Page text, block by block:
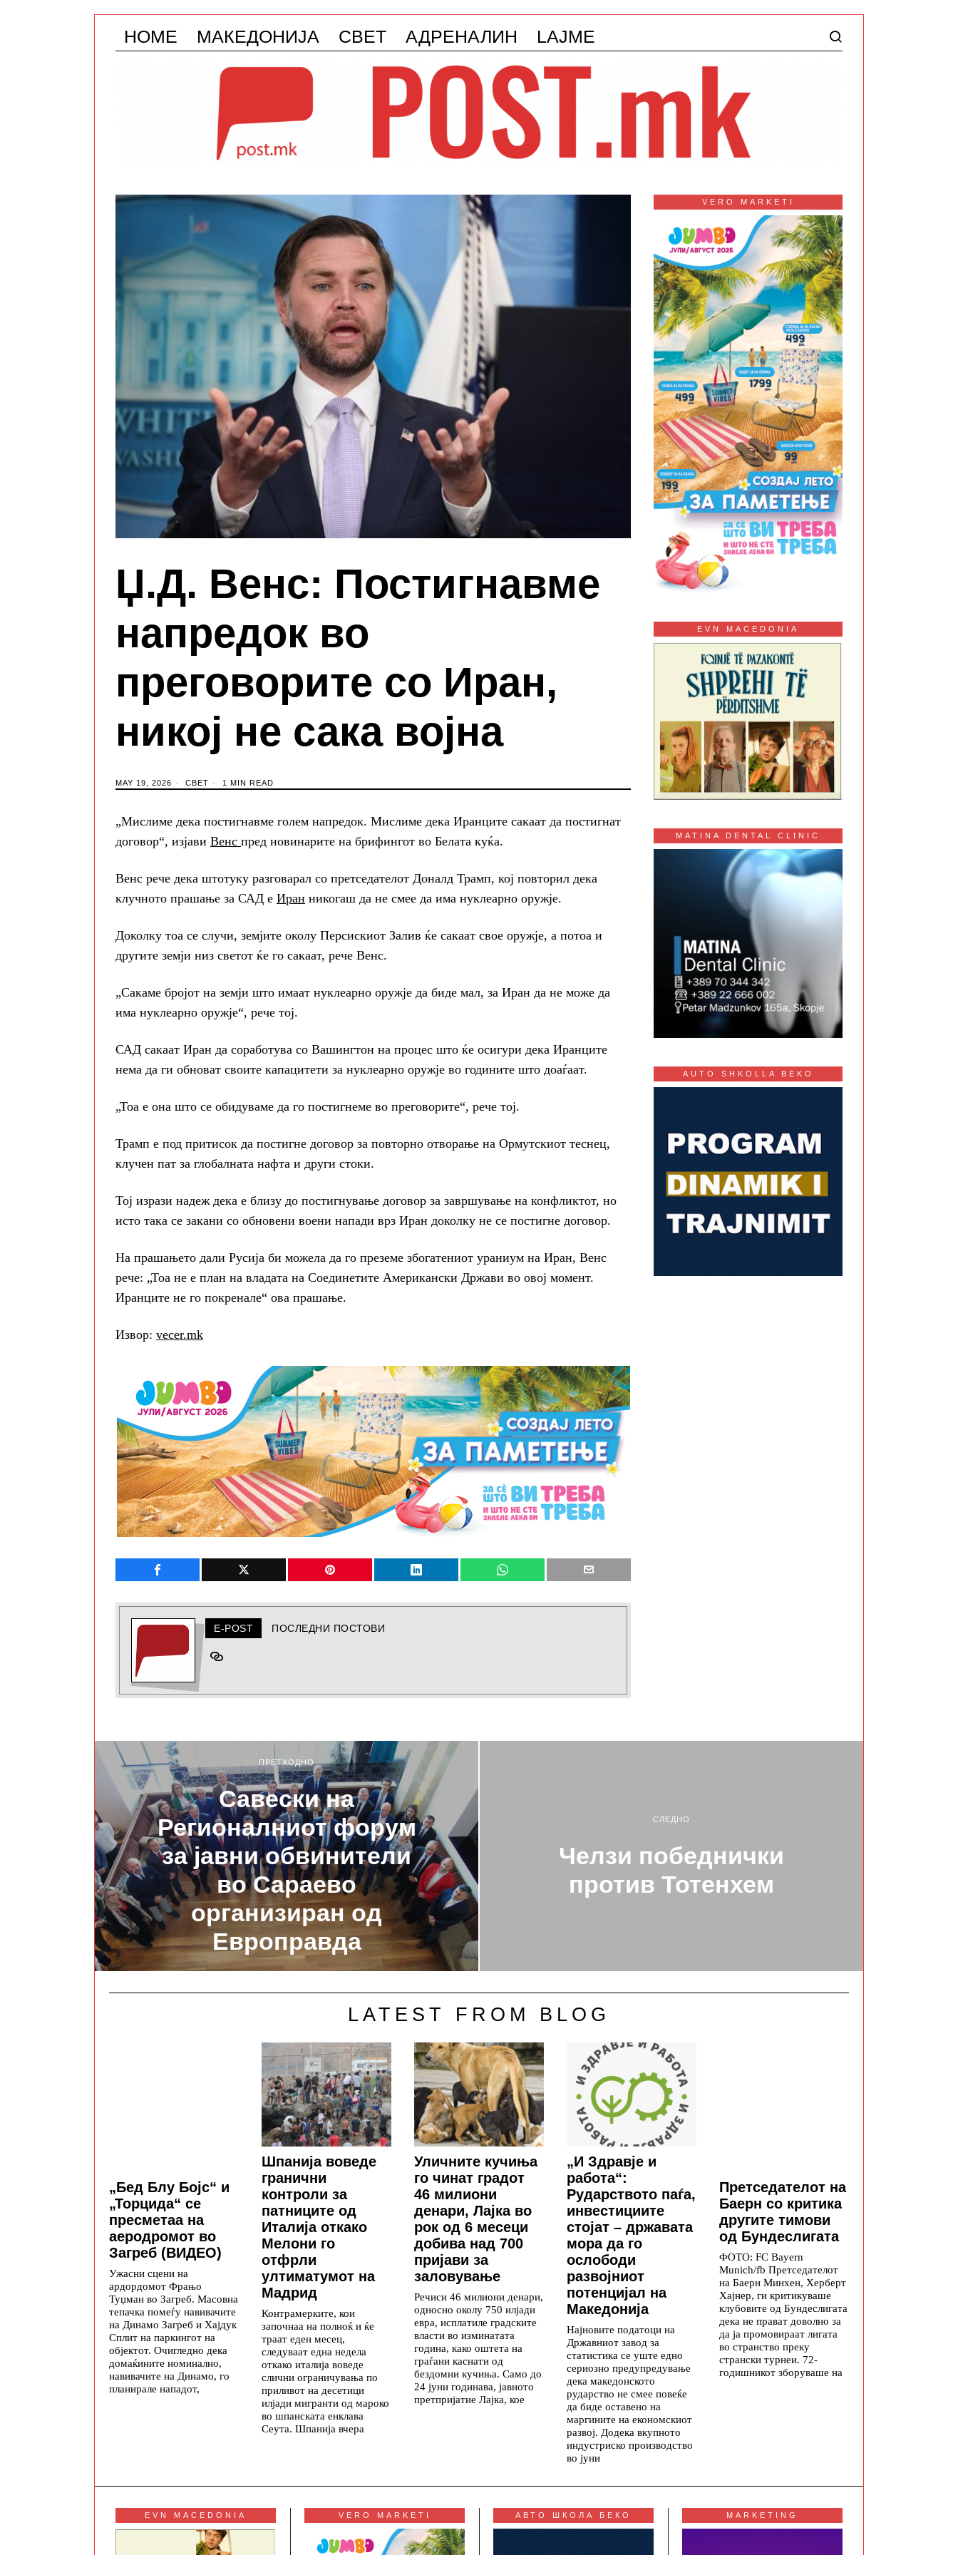
HOME МАКЕДОНИЈА СВЕТ АДРЕНАЛИН LAJME
Џ.Д. Венс: Постигнавме
напредок во
преговорите со Иран,
никој не сака војна
MAY 19, 2026 СВЕТ 1 MIN READ
„Мислиме дека постигнавме голем напредок. Мислиме дека Иранците сакаат да постигнат
договор“, изјави Венс пред новинарите на брифингот во Белата куќа.
Венс рече дека штотуку разговарал со претседателот Доналд Трамп, кој повторил дека
клучното прашање за САД е Иран никогаш да не смее да има нуклеарно оружје.
Доколку тоа се случи, земјите околу Персискиот Залив ќе сакаат свое оружје, а потоа и
другите земји низ светот ќе го сакаат, рече Венс.
„Сакаме бројот на земји што имаат нуклеарно оружје да биде мал, за Иран да не може да
има нуклеарно оружје“, рече тој.
САД сакаат Иран да соработува со Вашингтон на процес што ќе осигури дека Иранците
нема да ги обноват своите капацитети за нуклеарно оружје во годините што доаѓаат.
„Тоа е она што се обидуваме да го постигнеме во преговорите“, рече тој.
Трамп е под притисок да постигне договор за повторно отворање на Ормутскиот теснец,
клучен пат за глобалната нафта и други стоки.
Тој изрази надеж дека е близу до постигнување договор за завршување на конфликтот, но
исто така се закани со обновени воени напади врз Иран доколку не се постигне договор.
На прашањето дали Русија би можела да го преземе збогатениот ураниум на Иран, Венс
рече: „Тоа не е план на владата на Соединетите Американски Држави во овој момент.
Иранците не го покренале“ ова прашање.
Извор: vecer.mk
E-POST ПОСЛЕДНИ ПОСТОВИ
VERO MARKETI
EVN MACEDONIA
MATINA DENTAL CLINIC
AUTO SHKOLLA BEKO
ПРЕТХОДНО
Савески на
Регионалниот форум
за јавни обвинители
во Сараево
организиран од
Европравда
СЛЕДНО
Челзи победнички
против Тотенхем
LATEST FROM BLOG
„Бед Блу Бојс“ и
„Торцида“ се
пресметаа на
аеродромот во
Загреб (ВИДЕО)
Ужасни сцени на
ардордомот Фрањо
Туџман во Загреб. Масовна
тепачка помеѓу навивачите
на Динамо Загреб и Хајдук
Сплит на паркингот на
објектот. Очигледно дека
домаќините номинално,
навивачите на Динамо, го
планирале нападот,
Шпанија воведе
гранични
контроли за
патниците од
Италија откако
Мелони го
отфрли
ултиматумот на
Мадрид
Контрамерките, кои
започнаа на полноќ и ќе
траат еден месец,
следуваат една недела
откако италија воведе
слични ограничувања по
приливот на десетици
илјади мигранти од мароко
во шпанската енклава
Сеута. Шпанија вчера
Уличните кучиња
го чинат градот
46 милиони
денари, Лајка во
рок од 6 месеци
добива над 700
пријави за
заловување
Речиси 46 милиони денари,
односно околу 750 илјади
евра, исплатиле градските
власти во изминатата
година, како оштета на
граѓани каснати од
бездомни кучиња. Само до
24 јуни годинава, јавното
претпријатие Лајка, кое
„И Здравје и
работа“:
Рударството паѓа,
инвестициите
стојат – државата
мора да го
ослободи
развојниот
потенцијал на
Македонија
Најновите податоци на
Државниот завод за
статистика се уште едно
сериозно предупредување
дека македонското
рударство не смее повеќе
да биде оставено на
маргините на економскиот
развој. Додека вкупното
индустриско производство
во јуни
Претседателот на
Баерн со критика
другите тимови
од Бундеслигата
ФОТО: FC Bayern
Munich/fb Претседателот
на Баерн Минхен, Херберт
Хајнер, ги критикуваше
клубовите од Бундеслигата
дека не прават доволно за
да ја промовираат лигата
во странство преку
странски турнеи. 72-
годишникот зборуваше на
EVN MACEDONIA VERO MARKETI АВТО ШКОЛА БЕКО MARKETING